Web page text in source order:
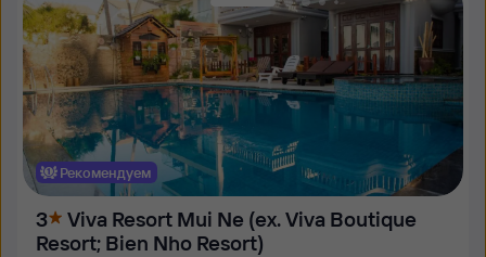
Рекомендуем
3
Viva Resort Mui Ne (ex. Viva Boutique
Resort; Bien Nho Resort)